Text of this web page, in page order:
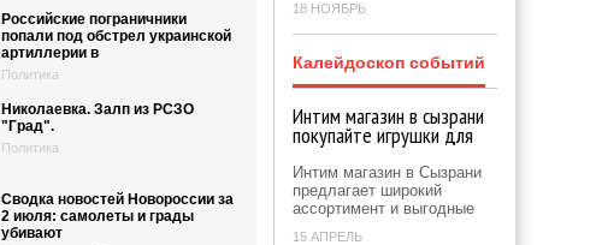
Российские пограничники
попали под обстрел украинской
артиллерии в
Политика
Николаевка. Залп из РСЗО
"Град".
Политика
Сводка новостей Новороссии за
2 июля: самолеты и грады
убивают
18 НОЯБРЬ
Калейдоскоп событий
Интим магазин в сызрани
покупайте игрушки для
Интим магазин в Сызрани
предлагает широкий
ассортимент и выгодные
15 АПРЕЛЬ